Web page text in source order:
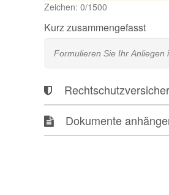
Zeichen: 0/1500
Kurz zusammengefasst
Dokumente